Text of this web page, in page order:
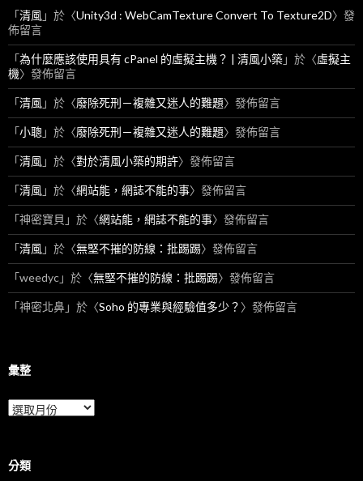
「清風」於〈Unity3d : WebCamTexture Convert To Texture2D〉發
佈留言
「為什麼應該使用具有 cPanel 的虛擬主機？ | 清風小築」於〈虛擬主
機〉發佈留言
「清風」於〈廢除死刑－複雜又迷人的難題〉發佈留言
「小聰 」於〈廢除死刑－複雜又迷人的難題〉發佈留言
「清風」於〈對於清風小築的期許〉發佈留言
「清風」於〈網站能，網誌不能的事〉發佈留言
「神密寶貝 」於〈網站能，網誌不能的事〉發佈留言
「清風」於〈無堅不摧的防線：批踢踢〉發佈留言
「weedyc」於〈無堅不摧的防線：批踢踢〉發佈留言
「神密北鼻」於〈Soho 的專業與經驗值多少？ 〉發佈留言
彙整
彙
整
分類